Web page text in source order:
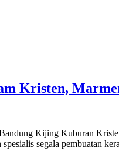
Kristen,
Kijing Kuburan
segala pembuatan